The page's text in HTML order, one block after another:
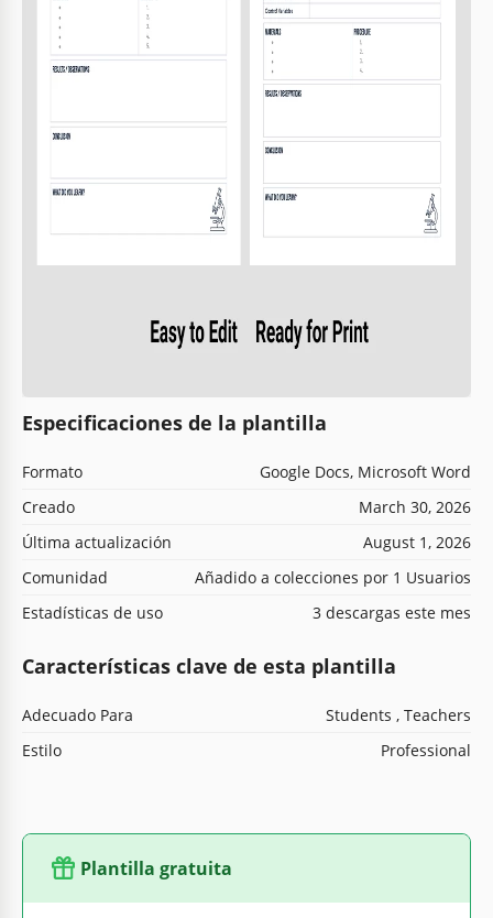
Especificaciones de la plantilla
Formato
Google Docs, Microsoft Word
Creado
March 30, 2026
Última actualización
August 1, 2026
Comunidad
Añadido a colecciones por 1 Usuarios
Estadísticas de uso
3 descargas este mes
Características clave de esta plantilla
Adecuado Para
Students , Teachers
Estilo
Professional
Plantilla gratuita